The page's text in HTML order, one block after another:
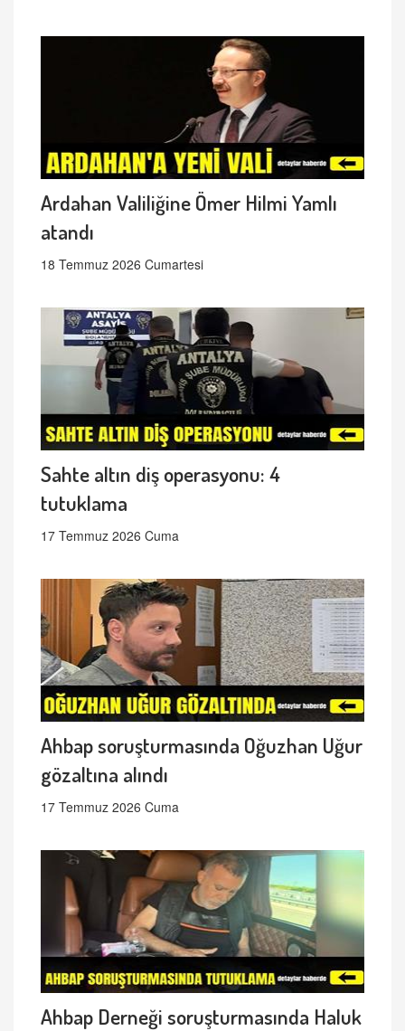
Ardahan Valiliğine Ömer Hilmi Yamlı
atandı
18 Temmuz 2026 Cumartesi
Sahte altın diş operasyonu: 4
tutuklama
17 Temmuz 2026 Cuma
Ahbap soruşturmasında Oğuzhan Uğur
gözaltına alındı
17 Temmuz 2026 Cuma
Ahbap Derneği soruşturmasında Haluk